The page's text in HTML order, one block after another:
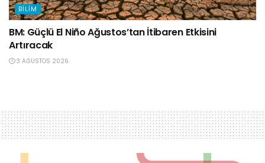
BILIM
BM: Güçlü El Niño Ağustos’tan İtibaren Etkisini
Artıracak
3 AĞUSTOS 2026